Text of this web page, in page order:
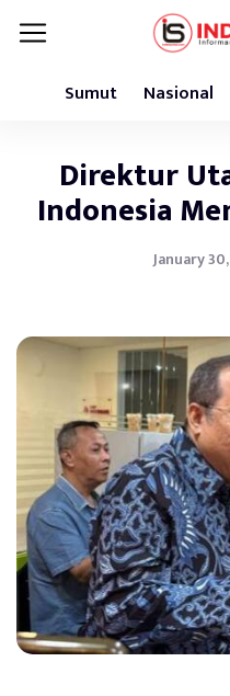
Sumut Nasional
Direktur
Indonesia
January